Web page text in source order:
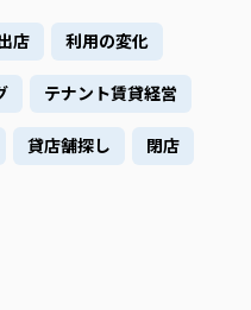
店 利用の変化
テナント賃貸経営
貸店舗探し 閉店